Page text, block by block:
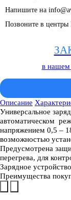
Напишите на
Позвоните в
в нашем
Описание
Универсальное
автоматическом
напряжением 0,5 –
возможностью
Предусмотрена
перегрева, для
Зарядное
Преимущества